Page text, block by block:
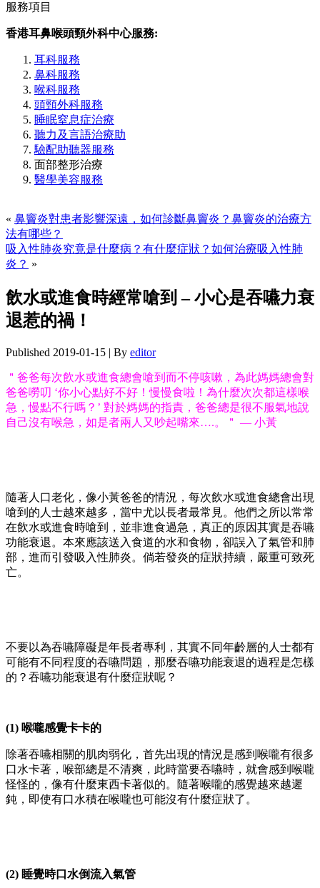
服務項目
香港耳鼻喉頭頸外科中心服務:
耳科服務
鼻科服務
喉科服務
頭頸外科服務
睡眠窒息症治療
聽力及言語治療助
驗配助聽器服務
面部整形治療
醫學美容服務
« 鼻竇炎對患者影響深遠，如何診斷鼻竇炎？鼻竇炎的治療方
法有哪些？
吸入性肺炎究竟是什麼病？有什麼症狀？如何治療吸入性肺
炎？ »
飲水或進食時經常嗆到 – 小心是吞嚥力衰
退惹的禍！
Published 2019-01-15 | By editor
＂爸爸每次飲水或進食總會嗆到而不停咳嗽，為此媽媽總會對
爸爸嘮叨 ‘你小心點好不好！慢慢食啦！為什麼次次都這樣喉
急，慢點不行嗎？’ 對於媽媽的指責，爸爸總是很不服氣地說
自己沒有喉急，如是者兩人又吵起嘴來….。＂ — 小黃
隨著人口老化，像小黃爸爸的情況，每次飲水或進食總會出現
嗆到的人士越來越多，當中尤以長者最常見。他們之所以常常
在飲水或進食時嗆到，並非進食過急，真正的原因其實是吞嚥
功能衰退。本來應該送入食道的水和食物，卻誤入了氣管和肺
部，進而引發吸入性肺炎。倘若發炎的症狀持續，嚴重可致死
亡。
不要以為吞嚥障礙是年長者專利，其實不同年齡層的人士都有
可能有不同程度的吞嚥問題，那麼吞嚥功能衰退的過程是怎樣
的？吞嚥功能衰退有什麼症狀呢？
(1) 喉嚨感覺卡卡的
除著吞嚥相關的肌肉弱化，首先出現的情況是感到喉嚨有很多
口水卡著，喉部總是不清爽，此時當要吞嚥時，就會感到喉嚨
怪怪的，像有什麼東西卡著似的。隨著喉嚨的感覺越來越遲
鈍，即使有口水積在喉嚨也可能沒有什麼症狀了。
(2) 睡覺時口水倒流入氣管